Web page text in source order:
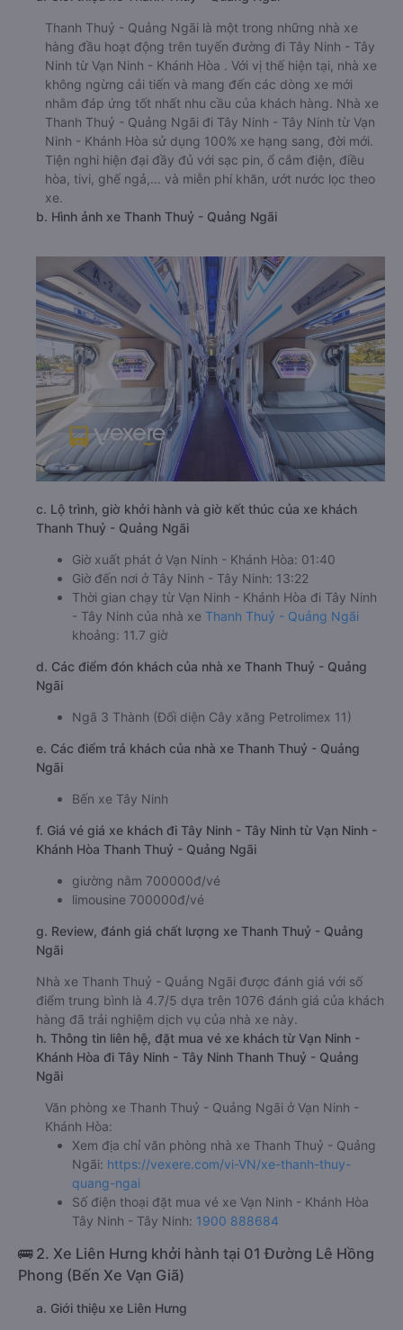
Thanh Thuỷ - Quảng Ngãi là một trong những nhà xe
hàng đầu hoạt động trên tuyến đường đi Tây Ninh - Tây
Ninh từ Vạn Ninh - Khánh Hòa . Với vị thế hiện tại, nhà xe
không ngừng cải tiến và mang đến các dòng xe mới
nhằm đáp ứng tốt nhất nhu cầu của khách hàng. Nhà xe
Thanh Thuỷ - Quảng Ngãi đi Tây Ninh - Tây Ninh từ Vạn
Ninh - Khánh Hòa sử dụng 100% xe hạng sang, đời mới.
Tiện nghi hiện đại đầy đủ với sạc pin, ổ cắm điện, điều
hòa, tivi, ghế ngả,… và miễn phí khăn, ướt nước lọc theo
xe.
b. Hình ảnh xe Thanh Thuỷ - Quảng Ngãi
c. Lộ trình, giờ khởi hành và giờ kết thúc của xe khách
Thanh Thuỷ - Quảng Ngãi
Giờ xuất phát ở Vạn Ninh - Khánh Hòa: 01:40
Giờ đến nơi ở Tây Ninh - Tây Ninh: 13:22
Thời gian chạy từ Vạn Ninh - Khánh Hòa đi Tây Ninh
- Tây Ninh của nhà xe Thanh Thuỷ - Quảng Ngãi
khoảng: 11.7 giờ
d. Các điểm đón khách của nhà xe Thanh Thuỷ - Quảng
Ngãi
Ngã 3 Thành (Đối diện Cây xăng Petrolimex 11)
e. Các điểm trả khách của nhà xe Thanh Thuỷ - Quảng
Ngãi
Bến xe Tây Ninh
f. Giá vé giá xe khách đi Tây Ninh - Tây Ninh từ Vạn Ninh -
Khánh Hòa Thanh Thuỷ - Quảng Ngãi
giường nằm 700000đ/vé
limousine 700000đ/vé
g. Review, đánh giá chất lượng xe Thanh Thuỷ - Quảng
Ngãi
Nhà xe Thanh Thuỷ - Quảng Ngãi được đánh giá với số
điểm trung bình là 4.7/5 dựa trên 1076 đánh giá của khách
hàng đã trải nghiệm dịch vụ của nhà xe này.
h. Thông tin liên hệ, đặt mua vé xe khách từ Vạn Ninh -
Khánh Hòa đi Tây Ninh - Tây Ninh Thanh Thuỷ - Quảng
Ngãi
Văn phòng xe Thanh Thuỷ - Quảng Ngãi ở Vạn Ninh -
Khánh Hòa:
Xem địa chỉ văn phòng nhà xe Thanh Thuỷ - Quảng
Ngãi: https://vexere.com/vi-VN/xe-thanh-thuy-
quang-ngai
Số điện thoại đặt mua vé xe Vạn Ninh - Khánh Hòa
Tây Ninh - Tây Ninh: 1900 888684
🚌 2. Xe Liên Hưng khởi hành tại 01 Đường Lê Hồng
Phong (Bến Xe Vạn Giã)
a. Giới thiệu xe Liên Hưng